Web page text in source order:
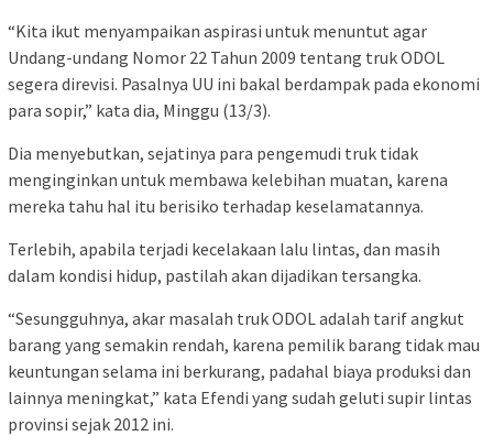
“Kita ikut menyampaikan aspirasi untuk menuntut agar
Undang-undang Nomor 22 Tahun 2009 tentang truk ODOL
segera direvisi. Pasalnya UU ini bakal berdampak pada ekonomi
para sopir,” kata dia, Minggu (13/3).
Dia menyebutkan, sejatinya para pengemudi truk tidak
menginginkan untuk membawa kelebihan muatan, karena
mereka tahu hal itu berisiko terhadap keselamatannya.
Terlebih, apabila terjadi kecelakaan lalu lintas, dan masih
dalam kondisi hidup, pastilah akan dijadikan tersangka.
“Sesungguhnya, akar masalah truk ODOL adalah tarif angkut
barang yang semakin rendah, karena pemilik barang tidak mau
keuntungan selama ini berkurang, padahal biaya produksi dan
lainnya meningkat,” kata Efendi yang sudah geluti supir lintas
provinsi sejak 2012 ini.